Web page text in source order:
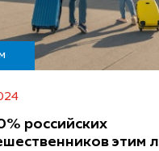
российских
этим